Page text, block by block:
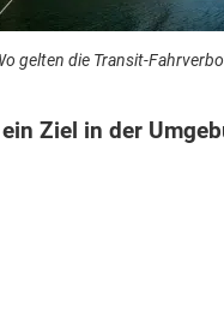
gelten die Transit-
Ziel in der